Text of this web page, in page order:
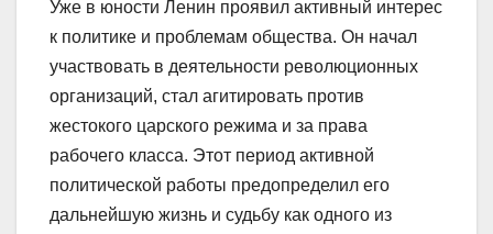
Уже в юности Ленин проявил активный интерес
к политике и проблемам общества. Он начал
участвовать в деятельности революционных
организаций, стал агитировать против
жестокого царского режима и за права
рабочего класса. Этот период активной
политической работы предопределил его
дальнейшую жизнь и судьбу как одного из